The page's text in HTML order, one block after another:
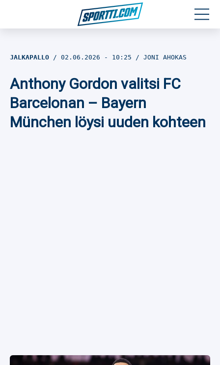
Jalkapallo
Yleisurheilu
JALKAPALLO 02.06.2026 - 10:25 JONI AHOKAS
Anthony Gordon valitsi FC
Barcelonan – Bayern
München löysi uuden kohteen